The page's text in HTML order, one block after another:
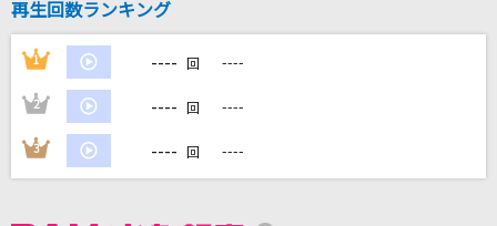
嵐(アラシ)
カラオケ最新情報をチェック！
再生回数ランキング
1 ---- 回 ----
2 ---- 回 ----
3 ---- 回 ----